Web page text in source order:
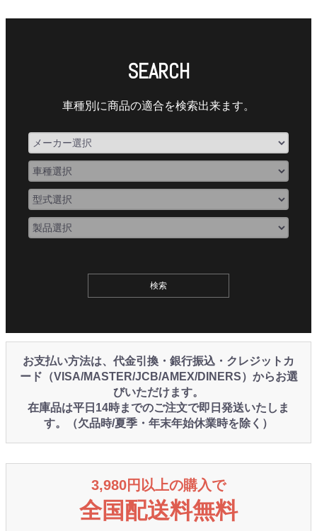
SEARCH
車種別に商品の適合を検索出来ます。
お支払い方法は、代金引換・銀行振込・クレジットカ
ード（VISA/MASTER/JCB/AMEX/DINERS）からお選
びいただけます。
在庫品は平日14時までのご注文で即日発送いたしま
す。（欠品時/夏季・年末年始休業時を除く）
3,980円以上の購入で
全国配送料無料